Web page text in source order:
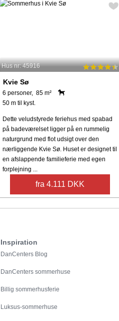
Hus nr: 45916
Kvie Sø
6 personer, 85 m²
50 m til kyst.
Dette veludstyrede feriehus med spabad
på badeværelset ligger på en rummelig
naturgrund med flot udsigt over den
nærliggende Kvie Sø. Huset er designet til
en afslappende familieferie med egen
forplejning ...
fra 4.111 DKK
Inspiration
DanCenters Blog
DanCenters sommerhuse
Billig sommerhusferie
Luksus-sommerhuse